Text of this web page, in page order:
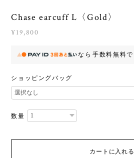
Chase earcuff L〈Gold〉
¥19,800
なら 手数料無料で
ショッピングバッグ
数量
カートに入れる